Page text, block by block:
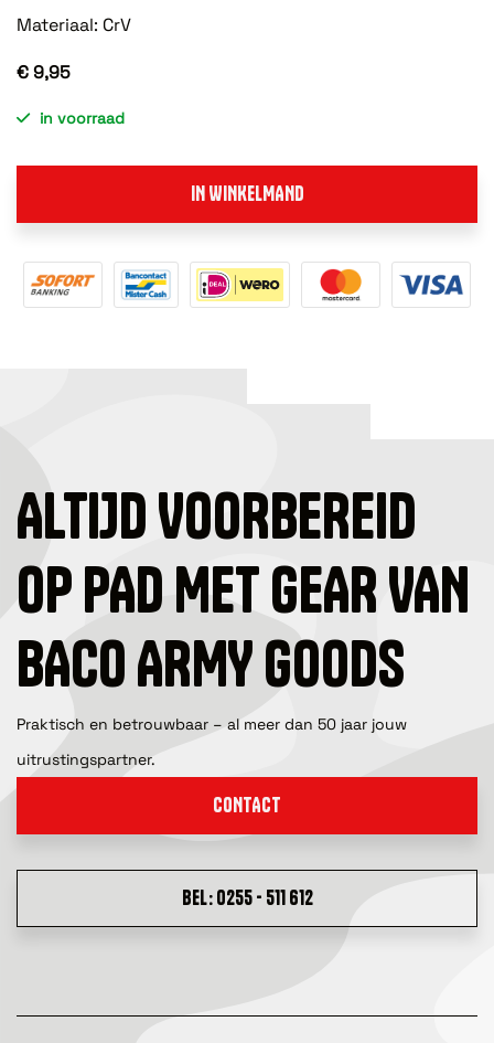
Materiaal: CrV
€ 9,95
in voorraad
IN WINKELMAND
ALTIJD VOORBEREID
OP PAD MET GEAR VAN
BACO ARMY GOODS
Praktisch en betrouwbaar – al meer dan 50 jaar jouw
uitrustingspartner.
CONTACT
BEL: 0255 - 511 612